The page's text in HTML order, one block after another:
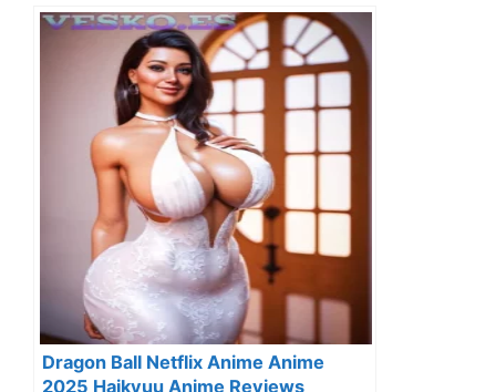
Dragon Ball Netflix Anime Anime
2025 Haikyuu Anime Reviews